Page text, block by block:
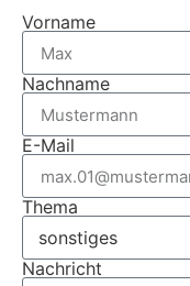
Vorname
Nachname
E-Mail
Thema
Nachricht